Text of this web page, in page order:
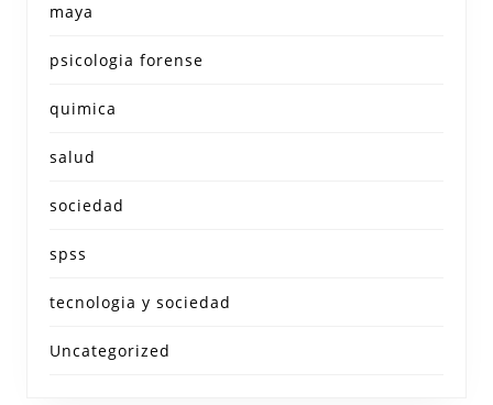
maya
psicologia forense
quimica
salud
sociedad
spss
tecnologia y sociedad
Uncategorized